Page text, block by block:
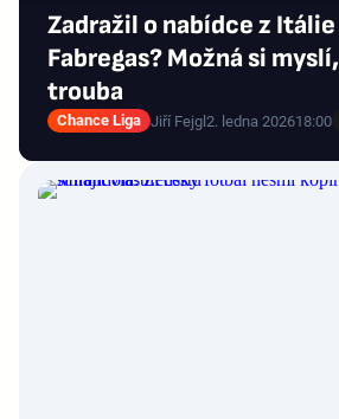
Zadražil o nabídce z
Fabregas? Možná si
trouba
Chance Liga Jiří Fejgl2. ledna 202618:00